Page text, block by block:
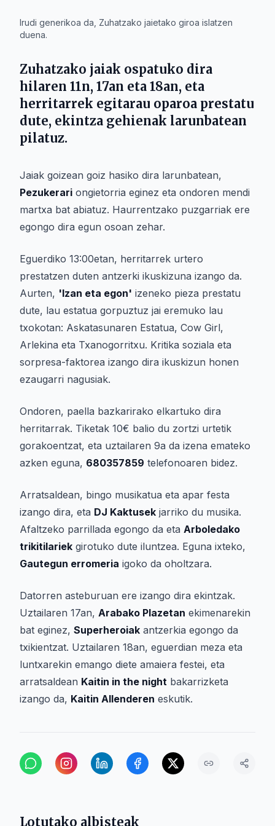
Irudi generikoa da, Zuhatzako jaietako giroa islatzen
duena.
Zuhatzako jaiak ospatuko dira
hilaren 11n, 17an eta 18an, eta
herritarrek egitarau oparoa prestatu
dute, ekintza gehienak larunbatean
pilatuz.
Jaiak goizean goiz hasiko dira larunbatean,
Pezukerari ongietorria eginez eta ondoren mendi
martxa bat abiatuz. Haurrentzako puzgarriak ere
egongo dira egun osoan zehar.
Eguerdiko 13:00etan, herritarrek urtero
prestatzen duten antzerki ikuskizuna izango da.
Aurten, 'Izan eta egon' izeneko pieza prestatu
dute, lau estatua gorpuztuz jai eremuko lau
txokotan: Askatasunaren Estatua, Cow Girl,
Arlekina eta Txanogorritxu. Kritika soziala eta
sorpresa-faktorea izango dira ikuskizun honen
ezaugarri nagusiak.
Ondoren, paella bazkarirako elkartuko dira
herritarrak. Tiketak 10€ balio du zortzi urtetik
gorakoentzat, eta uztailaren 9a da izena emateko
azken eguna, 680357859 telefonoaren bidez.
Arratsaldean, bingo musikatua eta apar festa
izango dira, eta DJ Kaktusek jarriko du musika.
Afaltzeko parrillada egongo da eta Arboledako
trikitilariek girotuko dute iluntzea. Eguna ixteko,
Gautegun erromeria igoko da oholtzara.
Datorren asteburuan ere izango dira ekintzak.
Uztailaren 17an, Arabako Plazetan ekimenarekin
bat eginez, Superheroiak antzerkia egongo da
txikientzat. Uztailaren 18an, eguerdian meza eta
luntxarekin emango diete amaiera festei, eta
arratsaldean Kaitin in the night bakarrizketa
izango da, Kaitin Allenderen eskutik.
Lotutako albisteak